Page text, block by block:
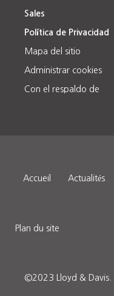
Sales
Política de Privacidad
Mapa del sitio
Administrar cookies
Con el respaldo de
Accueil Actualités
Plan du site
©2023 Lloyd & Davis.